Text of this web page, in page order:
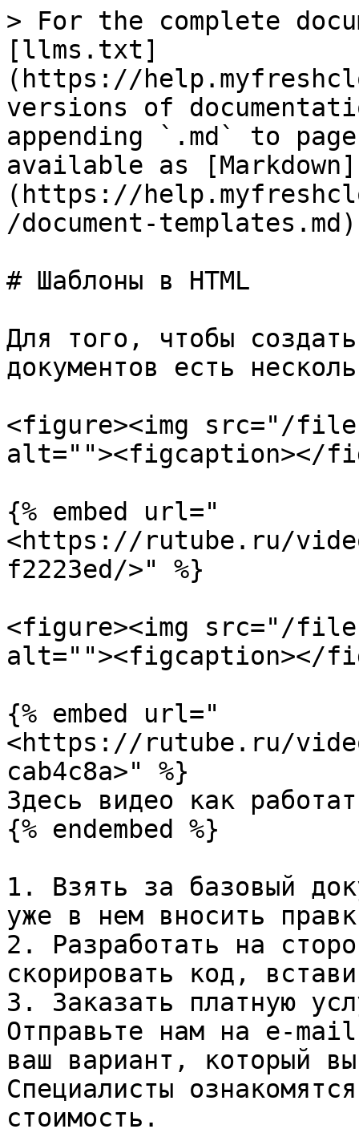
> For the complete
[llms.txt]
(https://
versions of
appending `.md` to
available as [Markdown]
(https://
/document-
# Шаблоны в HTML
Для того, чтобы
документов есть
<figure><img src="/files/
alt=""><figcaption></
{% embed url="
<https://rutube.ru/video/
f2223ed/>" %}
<figure><img src="/
alt=""><figcaption></
{% embed url="
<https://rutube.ru/
cab4c8a>" %}
Здесь видео как
{% endembed %}
1. Взять за базовый
уже в нем вносить
2. Разработать на
скорировать код,
3. Заказать платную
Отправьте нам на e-
ваш вариант, который
Специалисты
стоимость.